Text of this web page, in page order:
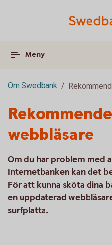
Meny
Om Swedbank
webbläsare
Om du har problem med
Internetbanken kan det
För att kunna sköta dina
en uppdaterad
surfplatta.